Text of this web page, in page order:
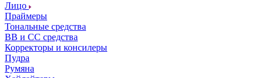
Лицо
Праймеры
Тональные средства
ВВ и СС средства
Корректоры и консилеры
Пудра
Румяна